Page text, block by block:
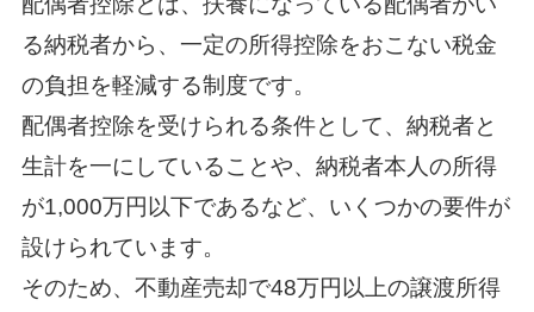
る納税者から、一定の所得控除をおこない税金
の負担を軽減する制度です。
配偶者控除を受けられる条件として、納税者と
生計を一にしていることや、納税者本人の所得
が1,000万円以下であるなど、いくつかの要件が
設けられています。
そのため、不動産売却で48万円以上の譲渡所得